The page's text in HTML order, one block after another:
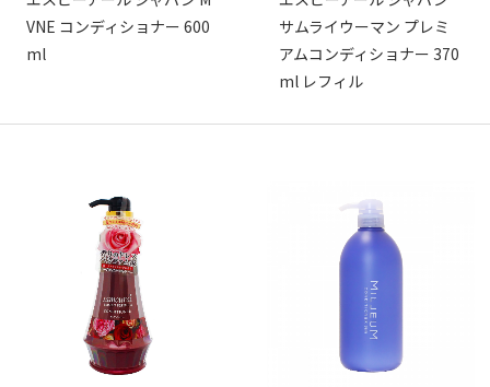
VNE コンディショナー 600
ml
サムライウーマン プレミ
アムコンディショナー 370
ml レフィル